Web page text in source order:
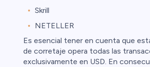
Skrill
NETELLER
Es esencial tener en cuenta que
de corretaje opera todas las
exclusivamente en USD. En